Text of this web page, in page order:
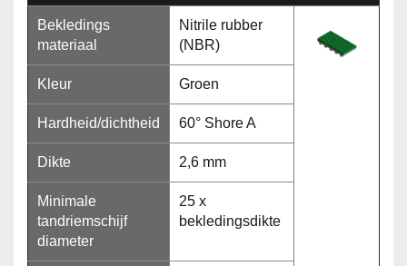
Bekledings
materiaal
Nitrile rubber
(NBR)
Kleur Groen
Hardheid/dichtheid 60° Shore A
Dikte 2,6 mm
Minimale
tandriemschijf
diameter
25 x
bekledingsdikte